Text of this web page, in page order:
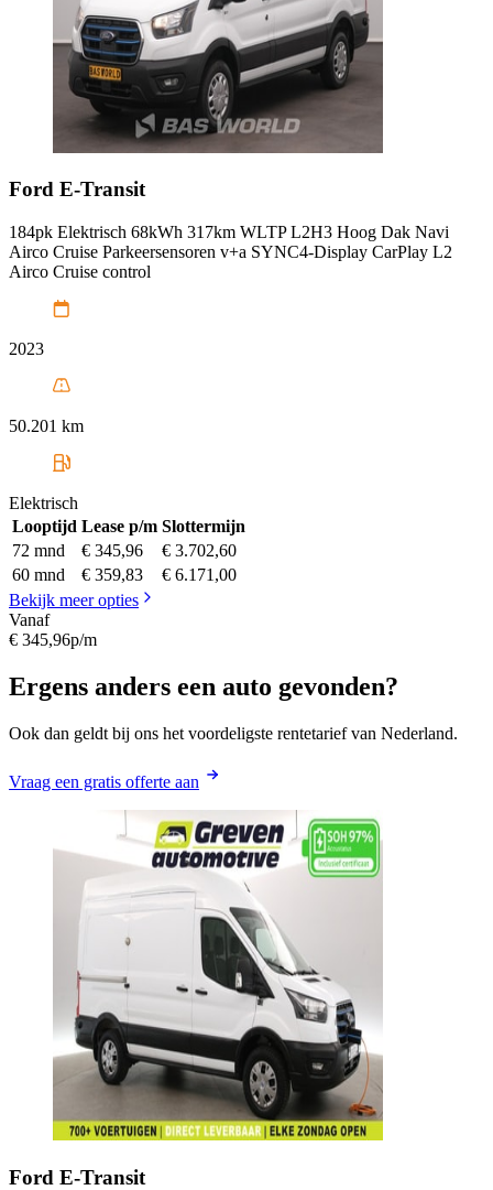
Ford E-Transit
184pk Elektrisch 68kWh 317km WLTP L2H3 Hoog Dak Navi
Airco Cruise Parkeersensoren v+a SYNC4-Display CarPlay L2
Airco Cruise control
2023
50.201 km
Elektrisch
Looptijd Lease p/m Slottermijn
72 mnd
€ 345,96
€ 3.702,60
60 mnd
€ 359,83
€ 6.171,00
Bekijk meer opties
Vanaf
€ 345,96p/m
Ergens anders een auto gevonden?
Ook dan geldt bij ons het voordeligste rentetarief van Nederland.
Vraag een gratis offerte aan
Ford E-Transit